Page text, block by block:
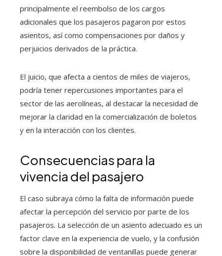
principalmente el reembolso de los cargos
adicionales que los pasajeros pagaron por estos
asientos, así como compensaciones por daños y
perjuicios derivados de la práctica.
El juicio, que afecta a cientos de miles de viajeros,
podría tener repercusiones importantes para el
sector de las aerolíneas, al destacar la necesidad de
mejorar la claridad en la comercialización de boletos
y en la interacción con los clientes.
Consecuencias para la
vivencia del pasajero
El caso subraya cómo la falta de información puede
afectar la percepción del servicio por parte de los
pasajeros. La selección de un asiento adecuado es un
factor clave en la experiencia de vuelo, y la confusión
sobre la disponibilidad de ventanillas puede generar